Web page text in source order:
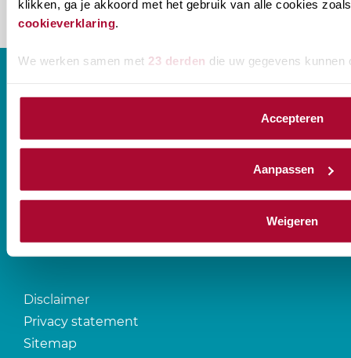
klikken, ga je akkoord met het gebruik van alle cookies
cookieverklaring.
We werken samen met 23 derden die uw gegevens kunnen
Accepteren
Aanpassen
Weigeren
CONTACT
Prinses Beatrixlaan 544
Disclaimer
Privacy statement
Sitemap